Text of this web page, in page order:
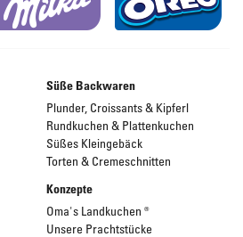
Süße Backwaren
Plunder, Croissants & Kipferl
Rundkuchen & Plattenkuchen
Süßes Kleingebäck
Torten & Cremeschnitten
Konzepte
Oma's Landkuchen ®
Unsere Prachtstücke